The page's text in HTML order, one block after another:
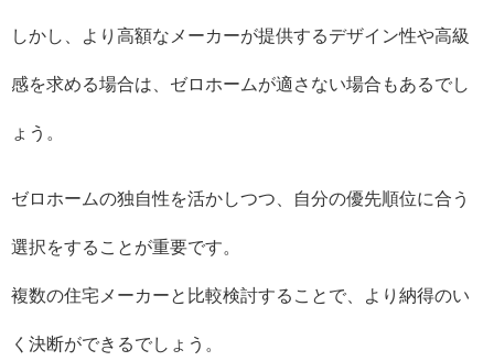
しかし、より高額なメーカーが提供するデザイン性や高級
感を求める場合は、ゼロホームが適さない場合もあるでし
ょう。
ゼロホームの独自性を活かしつつ、自分の優先順位に合う
選択をすることが重要です。
複数の住宅メーカーと比較検討することで、より納得のい
く決断ができるでしょう。